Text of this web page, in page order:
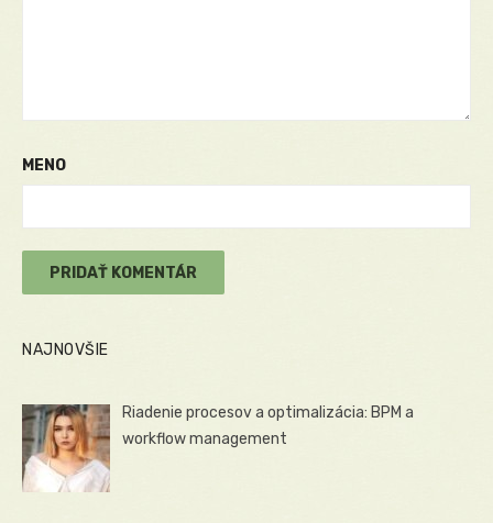
MENO
NAJNOVŠIE
Riadenie procesov a optimalizácia: BPM a
workflow management